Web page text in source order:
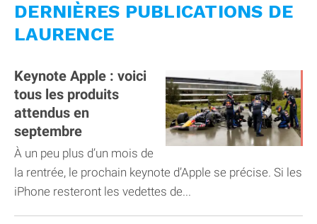
DERNIÈRES PUBLICATIONS DE
LAURENCE
Keynote Apple : voici
tous les produits
attendus en
septembre
À un peu plus d’un mois de
la rentrée, le prochain keynote d’Apple se précise. Si les
iPhone resteront les vedettes de...